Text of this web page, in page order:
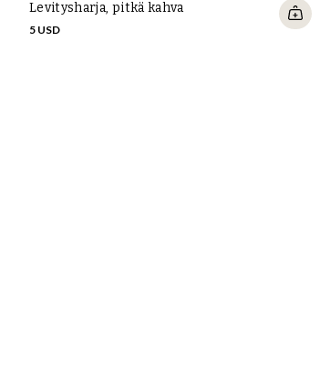
Levitysharja, pitkä kahva
5 USD